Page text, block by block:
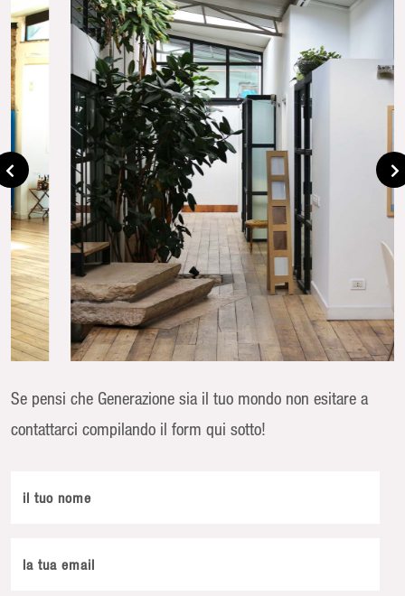
Se pensi che Generazione sia il tuo mondo non esitare a
contattarci compilando il form qui sotto!
il tuo nome
la tua email